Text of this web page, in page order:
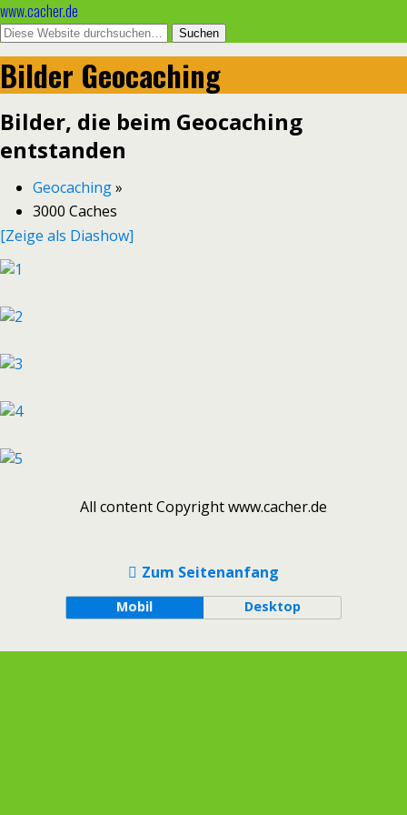
www.cacher.de
Bilder Geocaching
Bilder, die beim Geocaching
entstanden
Geocaching»
3000 Caches
[Zeige als Diashow]
All content Copyright www.cacher.de
Zum Seitenanfang
Mobil Desktop